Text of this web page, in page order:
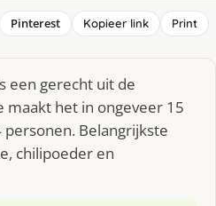
Pinterest Kopieer link Print
een gerecht uit de
maakt het in ongeveer 15
Belangrijkste
chilipoeder en